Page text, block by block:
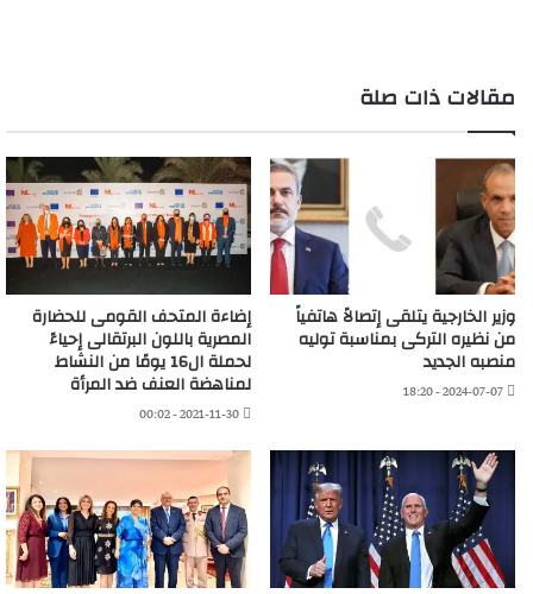
مقالات ذات صلة
وزير الخارجية يتلقى إتصالاً هاتفياً
من نظيره التركى بمناسبة توليه
منصبه الجديد
2024-07-07 - 18:20
إضاءة المتحف القومى للحضارة
المصرية باللون البرتقالى إحياءً
لحملة ال16 يومًا من النشاط
لمناهضة العنف ضد المرأة
2021-11-30 - 00:02